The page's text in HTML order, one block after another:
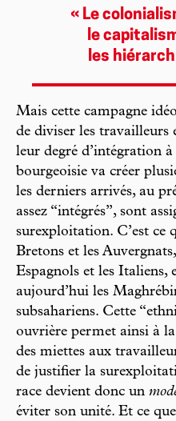
« Le
le
les
Mais cette campagne
de diviser les travailleurs
leur degré d’intégration
bourgeoisie va créer
les derniers arrivés, au
assez “intégrés”, sont
surexploitation. C’est ce
Bretons et les
Espagnols et les Italiens,
aujourd’hui les
subsahariens. Cette
ouvrière permet ainsi à
des miettes aux
de justifier la
race devient donc un
éviter son unité. Et ce